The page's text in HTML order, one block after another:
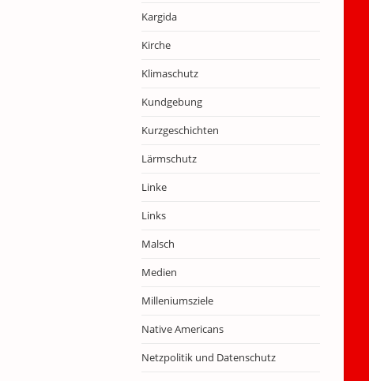
Kargida
Kirche
Klimaschutz
Kundgebung
Kurzgeschichten
Lärmschutz
Linke
Links
Malsch
Medien
Milleniumsziele
Native Americans
Netzpolitik und Datenschutz